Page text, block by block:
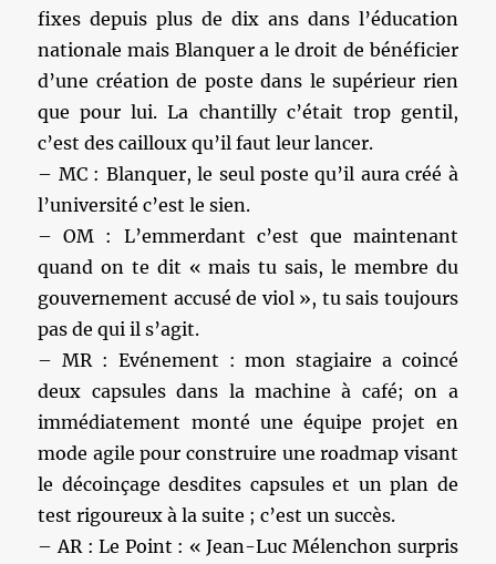
fixes depuis plus de dix ans dans l’éducation
nationale mais Blanquer a le droit de bénéficier
d’une création de poste dans le supérieur rien
que pour lui. La chantilly c’était trop gentil,
c’est des cailloux qu’il faut leur lancer.
– MC : Blanquer, le seul poste qu’il aura créé à
l’université c’est le sien.
– OM : L’emmerdant c’est que maintenant
quand on te dit « mais tu sais, le membre du
gouvernement accusé de viol », tu sais toujours
pas de qui il s’agit.
– MR : Evénement : mon stagiaire a coincé
deux capsules dans la machine à café; on a
immédiatement monté une équipe projet en
mode agile pour construire une roadmap visant
le décoinçage desdites capsules et un plan de
test rigoureux à la suite ; c’est un succès.
– AR : Le Point : « Jean-Luc Mélenchon surpris